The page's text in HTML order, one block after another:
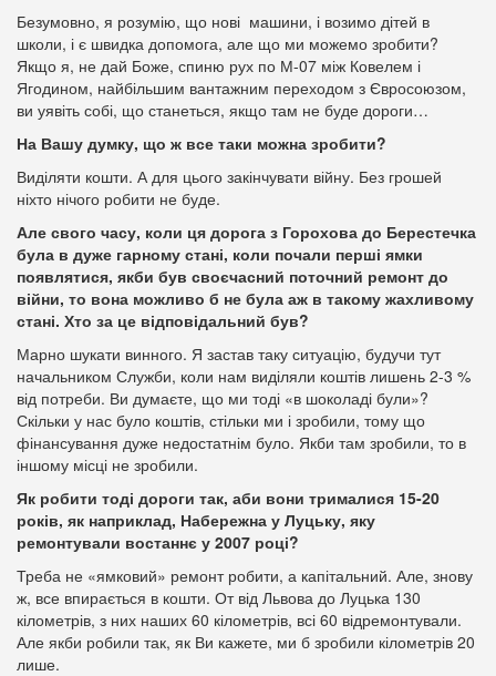
Безумовно, я розумію, що нові машини, і возимо дітей в
школи, і є швидка допомога, але що ми можемо зробити?
Якщо я, не дай Боже, спиню рух по М-07 між Ковелем і
Ягодином, найбільшим вантажним переходом з Євросоюзом,
ви уявіть собі, що станеться, якщо там не буде дороги…
На Вашу думку, що ж все таки можна зробити?
Виділяти кошти. А для цього закінчувати війну. Без грошей
ніхто нічого робити не буде.
Але свого часу, коли ця дорога з Горохова до Берестечка
була в дуже гарному стані, коли почали перші ямки
появлятися, якби був своєчасний поточний ремонт до
війни, то вона можливо б не була аж в такому жахливому
стані. Хто за це відповідальний був?
Марно шукати винного. Я застав таку ситуацію, будучи тут
начальником Служби, коли нам виділяли коштів лишень 2-3 %
від потреби. Ви думаєте, що ми тоді «в шоколаді були»?
Скільки у нас було коштів, стільки ми і зробили, тому що
фінансування дуже недостатнім було. Якби там зробили, то в
іншому місці не зробили.
Як робити тоді дороги так, аби вони трималися 15-20
років, як наприклад, Набережна у Луцьку, яку
ремонтували востаннє у 2007 році?
Треба не «ямковий» ремонт робити, а капітальний. Але, знову
ж, все впирається в кошти. От від Львова до Луцька 130
кілометрів, з них наших 60 кілометрів, всі 60 відремонтували.
Але якби робили так, як Ви кажете, ми б зробили кілометрів 20
лише.